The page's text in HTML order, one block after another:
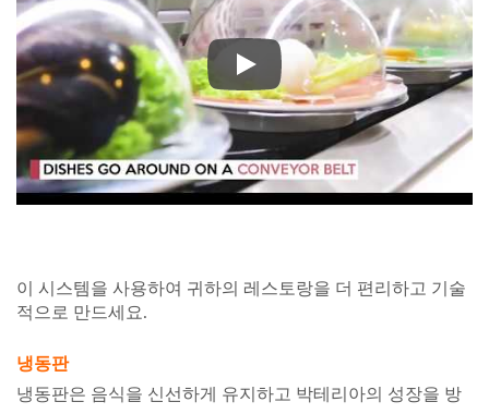
핫팟 치안 컨베이어 벨트
이 시스템을 사용하여 귀하의 레스토랑을 더 편리하고 기술
적으로 만드세요.
냉동판
냉동판은 음식을 신선하게 유지하고 박테리아의 성장을 방